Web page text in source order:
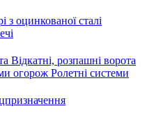
з оцинкованої сталі
Відкатні, розпашні ворота
огорож Ролетні системи